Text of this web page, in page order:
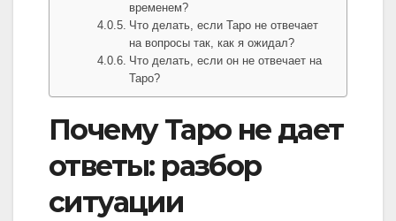
временем?
Что делать, если Таро не отвечает
на вопросы так, как я ожидал?
Что делать, если он не отвечает на
Таро?
Почему Таро не дает
ответы: разбор
ситуации